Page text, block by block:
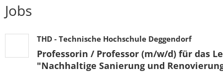
Jobs
THD - Technische Hochschule Deggendorf
Professorin / Professor (m/w/d) für das
"Nachhaltige Sanierung und